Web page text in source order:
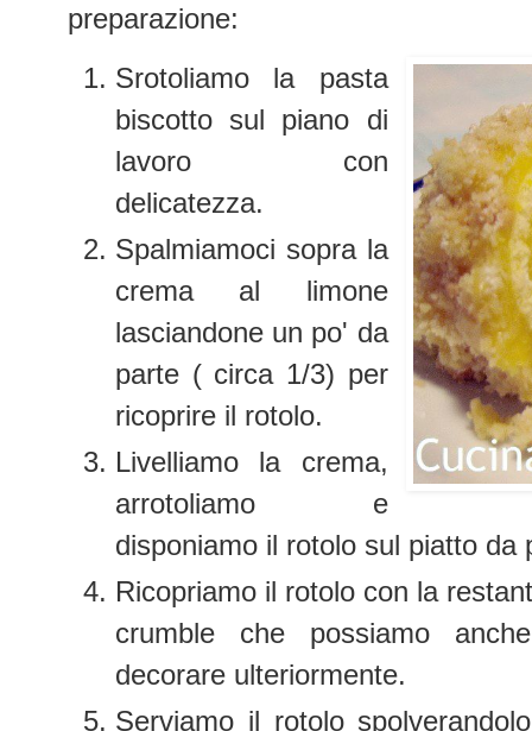
preparazione:
Srotoliamo la pasta
biscotto sul piano di
lavoro con
delicatezza.
Spalmiamoci sopra la
crema al limone
lasciandone un po' da
parte ( circa 1/3) per
ricoprire il rotolo.
Livelliamo la crema,
arrotoliamo e
disponiamo il rotolo sul piatto
Ricopriamo il rotolo con la
crumble che possiamo
decorare ulteriormente.
Serviamo il rotolo